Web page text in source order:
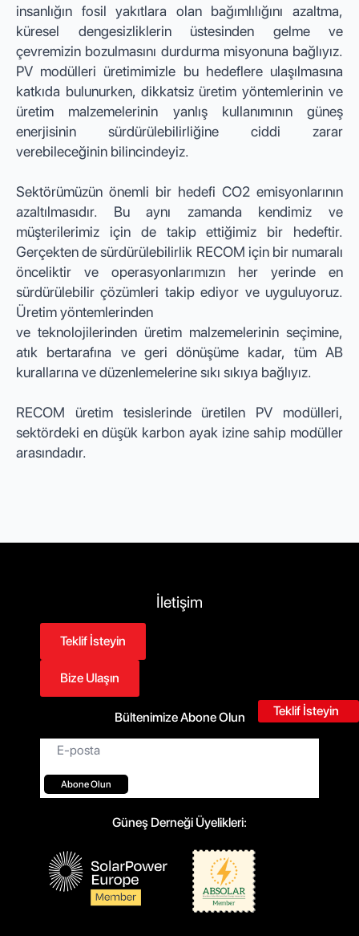
Teklif İsteyin
insanlığın fosil yakıtlara olan bağımlılığını azaltma,
küresel dengesizliklerin üstesinden gelme ve
çevremizin bozulmasını durdurma misyonuna bağlıyız.
PV modülleri üretimimizle bu hedeflere ulaşılmasına
katkıda bulunurken, dikkatsiz üretim yöntemlerinin ve
üretim malzemelerinin yanlış kullanımının güneş
enerjisinin sürdürülebilirliğine ciddi zarar
verebileceğinin bilincindeyiz.
Sektörümüzün önemli bir hedefi CO2 emisyonlarının
azaltılmasıdır. Bu aynı zamanda kendimiz ve
müşterilerimiz için de takip ettiğimiz bir hedeftir.
Gerçekten de sürdürülebilirlik RECOM için bir numaralı
önceliktir ve operasyonlarımızın her yerinde en
sürdürülebilir çözümleri takip ediyor ve uyguluyoruz.
Üretim yöntemlerinden
ve teknolojilerinden üretim malzemelerinin seçimine,
atık bertarafına ve geri dönüşüme kadar, tüm AB
kurallarına ve düzenlemelerine sıkı sıkıya bağlıyız.
RECOM üretim tesislerinde üretilen PV modülleri,
sektördeki en düşük karbon ayak izine sahip modüller
arasındadır.
İletişim
Teklif İsteyin
Bize Ulaşın
Bültenimize Abone Olun
E-
posta*
Abone Olun
Güneş Derneği Üyelikleri: